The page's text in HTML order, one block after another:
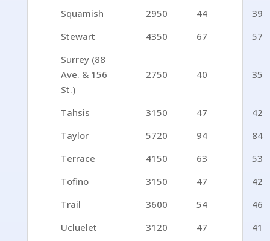
Squamish
2950 44
39
Stewart
4350 67
57
Surrey (88
Ave. & 156
St.)
2750 40 35
Tahsis 3150 47
42
Taylor
5720 94
84
Terrace
4150 63
53
Tofino
3150 47
42
Trail
3600 54
46
Ucluelet
3120 47
41